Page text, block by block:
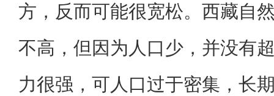
方，反而可能很宽松。西藏自
不高，但因为人口少，并没有
力很强，可人口过于密集，长